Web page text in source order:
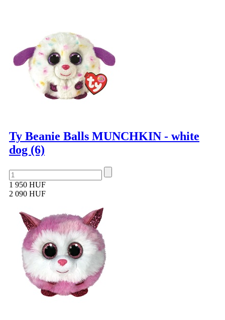
Ty Beanie Balls MUNCHKIN - white
dog (6)
1 950 HUF
2 090 HUF